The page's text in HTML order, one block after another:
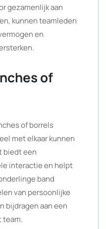
gezamenlijk aan
kunnen teamleden
en
of
of borrels
met elkaar kunnen
biedt een
interactie en helpt
band
van persoonlijke
bijdragen aan een
team.